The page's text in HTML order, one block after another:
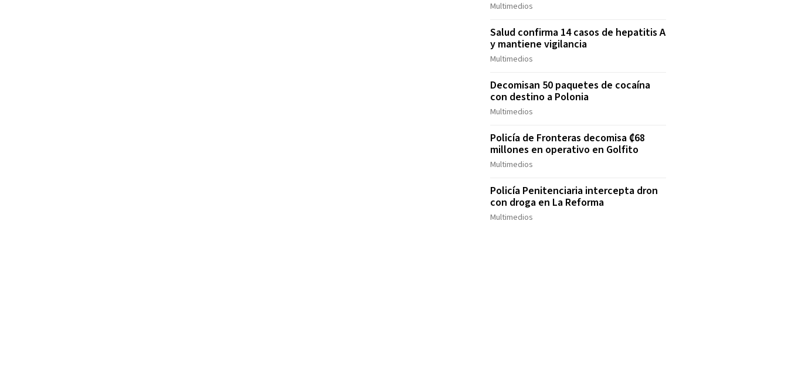
Multimedios
Salud confirma 14 casos de hepatitis A
y mantiene vigilancia
Multimedios
Decomisan 50 paquetes de cocaína
con destino a Polonia
Multimedios
Policía de Fronteras decomisa ₡68
millones en operativo en Golfito
Multimedios
Policía Penitenciaria intercepta dron
con droga en La Reforma
Multimedios